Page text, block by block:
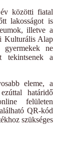
közötti fiatal
lakosságot is
illetve a
Kulturális Alap
ne
tekintsenek a
eleme, a
határidő
felületen
QR-kód
szükséges